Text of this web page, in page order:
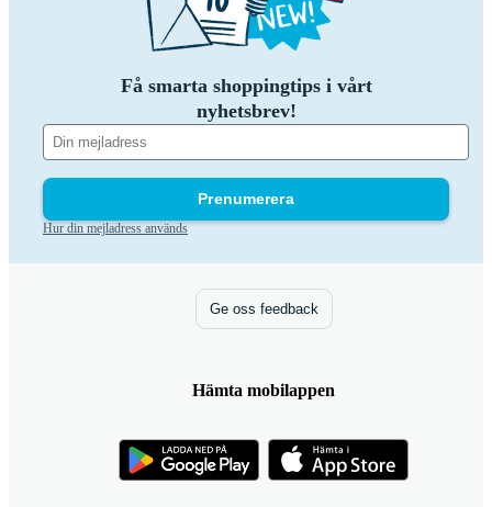
Få smarta shoppingtips i vårt
nyhetsbrev!
Prenumerera
Hur din mejladress används
Ge oss feedback
Hämta mobilappen